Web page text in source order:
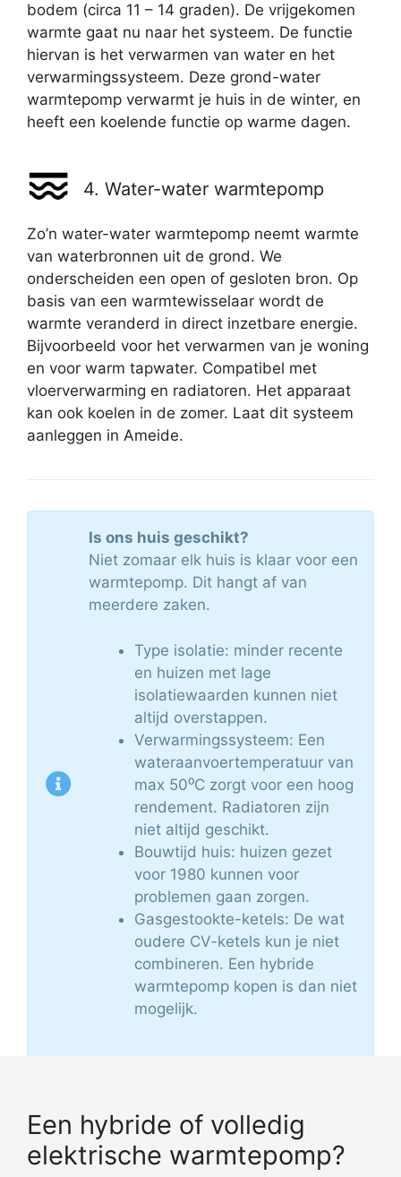
bodem (circa 11 – 14 graden). De vrijgekomen
warmte gaat nu naar het systeem. De functie
hiervan is het verwarmen van water en het
verwarmingssysteem. Deze grond-water
warmtepomp verwarmt je huis in de winter, en
heeft een koelende functie op warme dagen.
4. Water-water warmtepomp
Zo’n water-water warmtepomp neemt warmte
van waterbronnen uit de grond. We
onderscheiden een open of gesloten bron. Op
basis van een warmtewisselaar wordt de
warmte veranderd in direct inzetbare energie.
Bijvoorbeeld voor het verwarmen van je woning
en voor warm tapwater. Compatibel met
vloerverwarming en radiatoren. Het apparaat
kan ook koelen in de zomer. Laat dit systeem
aanleggen in Ameide.
Is ons huis geschikt?
Niet zomaar elk huis is klaar voor een
warmtepomp. Dit hangt af van
meerdere zaken.
Type isolatie: minder recente
en huizen met lage
isolatiewaarden kunnen niet
altijd overstappen.
Verwarmingssysteem: Een
wateraanvoertemperatuur van
max 50⁰C zorgt voor een hoog
rendement. Radiatoren zijn
niet altijd geschikt.
Bouwtijd huis: huizen gezet
voor 1980 kunnen voor
problemen gaan zorgen.
Gasgestookte-ketels: De wat
oudere CV-ketels kun je niet
combineren. Een hybride
warmtepomp kopen is dan niet
mogelijk.
Een hybride of volledig
elektrische warmtepomp?